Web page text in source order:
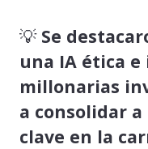
💡Se
una IA ética
millonarias
a consolidar
clave en la